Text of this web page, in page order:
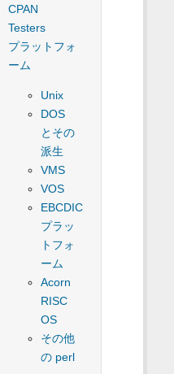
CPAN
Testers
プラットフォ
ーム
Unix
DOS
とその
派生
VMS
VOS
EBCDIC
プラッ
トフォ
ーム
Acorn
RISC
OS
その他
の perl